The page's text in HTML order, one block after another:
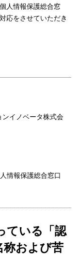
人情報保護総合窓
応をさせていただき
イノベータ株式会
情報保護総合窓口
ている「認
称および苦